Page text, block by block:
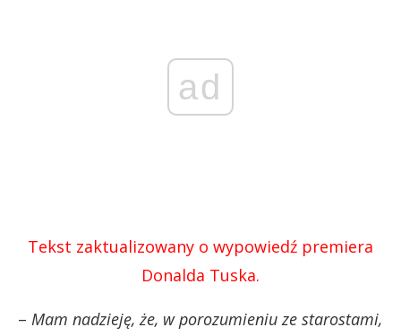
ad
Tekst zaktualizowany o wypowiedź premiera
Donalda Tuska.
– Mam nadzieję, że, w porozumieniu ze starostami,